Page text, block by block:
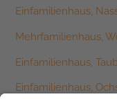
Einfamilienhaus,
Mehrfamilienhaus,
Einfamilienhaus,
Einfamilienhaus,